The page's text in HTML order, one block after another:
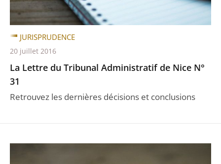
La Lettre du Tribunal Administratif de Nice N°
31
Retrouvez les dernières décisions et conclusions
JURISPRUDENCE
20 juillet 2016